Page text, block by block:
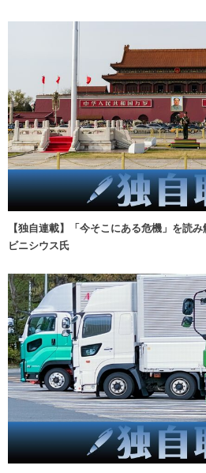
【独自連載】「今そこにある危機」を読
ビニシウス氏